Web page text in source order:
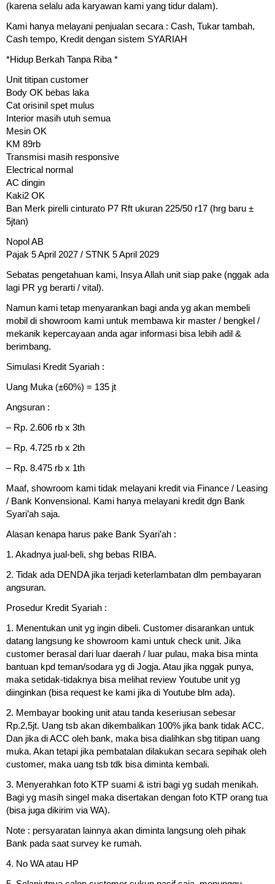
(karena selalu ada karyawan kami yang tidur dalam).
Kami hanya melayani penjualan secara : Cash, Tukar tambah,
Cash tempo, Kredit dengan sistem SYARIAH
*Hidup Berkah Tanpa Riba *
Unit titipan customer
Body OK bebas laka
Cat orisinil spet mulus
Interior masih utuh semua
Mesin OK
KM 89rb
Transmisi masih responsive
Electrical normal
AC dingin
Kaki2 OK
Ban Merk pirelli cinturato P7 Rft ukuran 225/50 r17 (hrg baru ±
5jtan)
Nopol AB
Pajak 5 April 2027 / STNK 5 April 2029
Sebatas pengetahuan kami, Insya Allah unit siap pake (nggak ada
lagi PR yg berarti / vital).
Namun kami tetap menyarankan bagi anda yg akan membeli
mobil di showroom kami untuk membawa kir master / bengkel /
mekanik kepercayaan anda agar informasi bisa lebih adil &
berimbang.
Simulasi Kredit Syariah :
Uang Muka (±60%) = 135 jt
Angsuran :
– Rp. 2.606 rb x 3th
– Rp. 4.725 rb x 2th
– Rp. 8.475 rb x 1th
Maaf, showroom kami tidak melayani kredit via Finance / Leasing
/ Bank Konvensional. Kami hanya melayani kredit dgn Bank
Syari’ah saja.
Alasan kenapa harus pake Bank Syari’ah :
1. Akadnya jual-beli, shg bebas RIBA.
2. Tidak ada DENDA jika terjadi keterlambatan dlm pembayaran
angsuran.
Prosedur Kredit Syariah :
1. Menentukan unit yg ingin dibeli. Customer disarankan untuk
datang langsung ke showroom kami untuk check unit. Jika
customer berasal dari luar daerah / luar pulau, maka bisa minta
bantuan kpd teman/sodara yg di Jogja. Atau jika nggak punya,
maka setidak-tidaknya bisa melihat review Youtube unit yg
diinginkan (bisa request ke kami jika di Youtube blm ada).
2. Membayar booking unit atau tanda keseriusan sebesar
Rp.2,5jt. Uang tsb akan dikembalikan 100% jika bank tidak ACC.
Dan jika di ACC oleh bank, maka bisa dialihkan sbg titipan uang
muka. Akan tetapi jika pembatalan dilakukan secara sepihak oleh
customer, maka uang tsb tdk bisa diminta kembali.
3. Menyerahkan foto KTP suami & istri bagi yg sudah menikah.
Bagi yg masih singel maka disertakan dengan foto KTP orang tua
(bisa juga dikirim via WA).
Note : persyaratan lainnya akan diminta langsung oleh pihak
Bank pada saat survey ke rumah.
4. No WA atau HP